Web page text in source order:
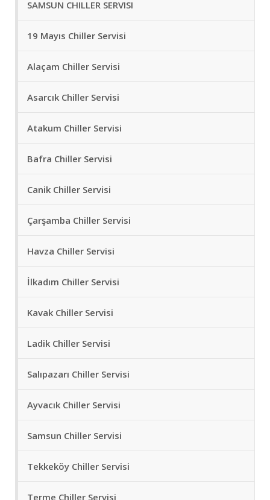
SAMSUN CHILLER SERVISI
19 Mayıs Chiller Servisi
Alaçam Chiller Servisi
Asarcık Chiller Servisi
Atakum Chiller Servisi
Bafra Chiller Servisi
Canik Chiller Servisi
Çarşamba Chiller Servisi
Havza Chiller Servisi
İlkadım Chiller Servisi
Kavak Chiller Servisi
Ladik Chiller Servisi
Salıpazarı Chiller Servisi
Ayvacık Chiller Servisi
Samsun Chiller Servisi
Tekkeköy Chiller Servisi
Terme Chiller Servisi